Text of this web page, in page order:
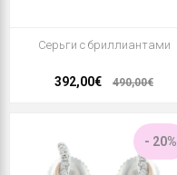
Серьги с бриллиантами
392,00€ 490,00€
- 20%